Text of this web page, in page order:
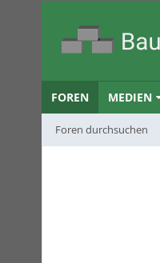
FOREN
Foren durchsuchen
MEDIEN